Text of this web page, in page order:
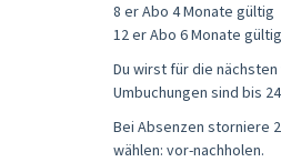
8 er Abo 4 Monate gültig
12 er Abo 6 Monate gültig
Du wirst für die
Umbuchungen sind bis
Bei Absenzen storniere
wählen: vor-nachholen.